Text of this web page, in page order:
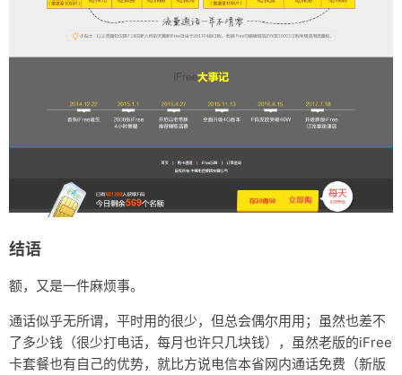
结语
额，又是一件麻烦事。
通话似乎无所谓，平时用的很少，但总会偶尔用用；虽然也差不
了多少钱（很少打电话，每月也许只几块钱），虽然老版的iFree
卡套餐也有自己的优势，就比方说电信本省网内通话免费（新版